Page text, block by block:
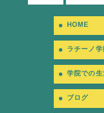
HOME
ラチーノ
学院での生
ブログ